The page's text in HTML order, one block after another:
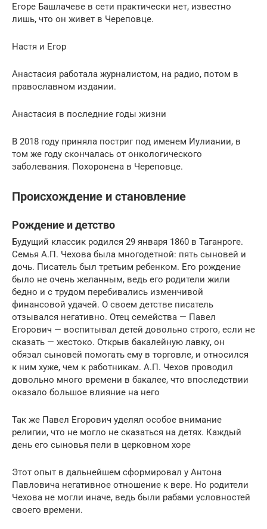
Егоре Башлачеве в сети практически нет, известно
лишь, что он живет в Череповце.
Настя и Егор
Анастасия работала журналистом, на радио, потом в
православном издании.
Анастасия в последние годы жизни
В 2018 году приняла постриг под именем Иулиании, в
том же году скончалась от онкологического
заболевания. Похоронена в Череповце.
Происхождение и становление
Рождение и детство
Будущий классик родился 29 января 1860 в Таганроге.
Семья А.П. Чехова была многодетной: пять сыновей и
дочь. Писатель был третьим ребенком. Его рождение
было не очень желанным, ведь его родители жили
бедно и с трудом перебивались изменчивой
финансовой удачей. О своем детстве писатель
отзывался негативно. Отец семейства — Павел
Егорович — воспитывал детей довольно строго, если не
сказать — жестоко. Открыв бакалейную лавку, он
обязал сыновей помогать ему в торговле, и относился
к ним хуже, чем к работникам. А.П. Чехов проводил
довольно много времени в бакалее, что впоследствии
оказало большое влияние на него
Так же Павел Егорович уделял особое внимание
религии, что не могло не сказаться на детях. Каждый
день его сыновья пели в церковном хоре
Этот опыт в дальнейшем сформировал у Антона
Павловича негативное отношение к вере. Но родители
Чехова не могли иначе, ведь были рабами условностей
своего времени.